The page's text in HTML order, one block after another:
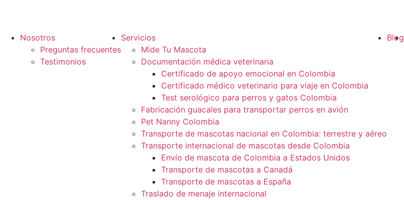
Nosotros
Preguntas frecuentes
Testimonios
Servicios
Mide Tu Mascota
Documentación médica veterinaria
Certificado de apoyo emocional en Colombia
Certificado médico veterinario para viaje en Colombia
Test serológico para perros y gatos Colombia
Fabricación guacales para transportar perros en avión
Pet Nanny Colombia
Transporte de mascotas nacional en Colombia: terrestre y aéreo
Transporte internacional de mascotas desde Colombia
Envío de mascota de Colombia a Estados Unidos
Transporte de mascotas a Canadá
Transporte de mascotas a España
Traslado de menaje internacional
Blog